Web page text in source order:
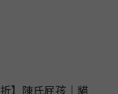
折】陳氏屁孩｜貓